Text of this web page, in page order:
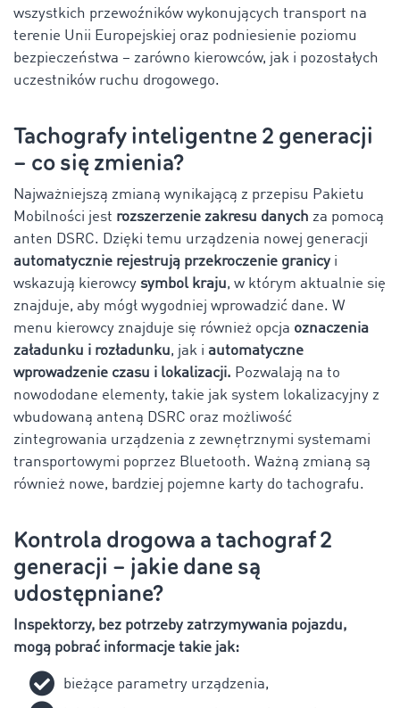
wszystkich przewoźników wykonujących transport na
terenie Unii Europejskiej oraz podniesienie poziomu
bezpieczeństwa – zarówno kierowców, jak i pozostałych
uczestników ruchu drogowego.
Tachografy inteligentne 2 generacji
– co się zmienia?
Najważniejszą zmianą wynikającą z przepisu Pakietu
Mobilności jest rozszerzenie zakresu danych za pomocą
anten DSRC. Dzięki temu urządzenia nowej generacji
automatycznie rejestrują przekroczenie granicy i
wskazują kierowcy symbol kraju, w którym aktualnie się
znajduje, aby mógł wygodniej wprowadzić dane. W
menu kierowcy znajduje się również opcja oznaczenia
załadunku i rozładunku, jak i automatyczne
wprowadzenie czasu i lokalizacji. Pozwalają na to
nowododane elementy, takie jak system lokalizacyjny z
wbudowaną anteną DSRC oraz możliwość
zintegrowania urządzenia z zewnętrznymi systemami
transportowymi poprzez Bluetooth. Ważną zmianą są
również nowe, bardziej pojemne karty do tachografu.
Kontrola drogowa a tachograf 2
generacji – jakie dane są
udostępniane?
Inspektorzy, bez potrzeby zatrzymywania pojazdu,
mogą pobrać informacje takie jak:
bieżące parametry urządzenia,